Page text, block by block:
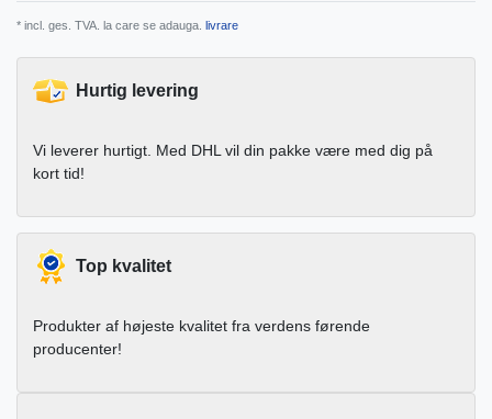
* incl. ges. TVA. la care se adauga. livrare
Hurtig levering
Vi leverer hurtigt. Med DHL vil din pakke være med dig på
kort tid!
Top kvalitet
Produkter af højeste kvalitet fra verdens førende
producenter!